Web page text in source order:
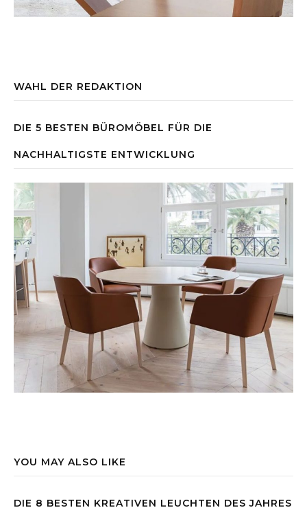
WAHL DER REDAKTION
DIE 5 BESTEN BÜROMÖBEL FÜR DIE
NACHHALTIGSTE ENTWICKLUNG
YOU MAY ALSO LIKE
DIE 8 BESTEN KREATIVEN LEUCHTEN DES JAHRES